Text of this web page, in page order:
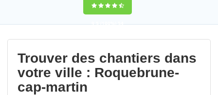
9,5(100%)54
votes
Trouver des chantiers dans
votre ville : Roquebrune-
cap-martin